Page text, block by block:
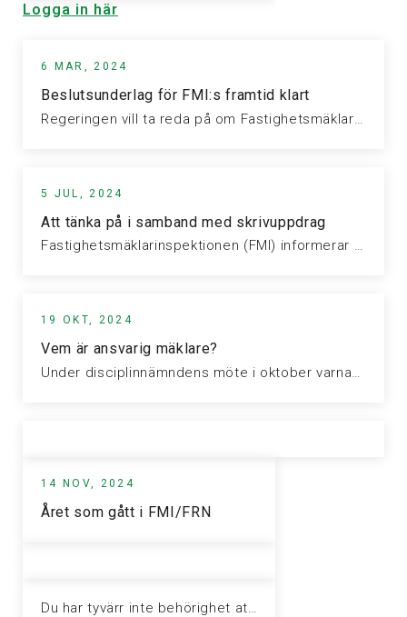
Logga in här
6 MAR, 2024
Beslutsunderlag för FMI:s framtid klart
5 JUL, 2024
Att tänka på i samband med skrivuppdrag
Fastighetsmäklarinspektionen (FMI) informerar om vad du som fastighetsmäklare bör tänka på i…
19 OKT, 2024
Vem är ansvarig mäklare?
14 NOV, 2024
Året som gått i FMI/FRN
Du har tyvärr inte behörighet att visa denna sida. Vänligen logga in för att ta del av informationen.